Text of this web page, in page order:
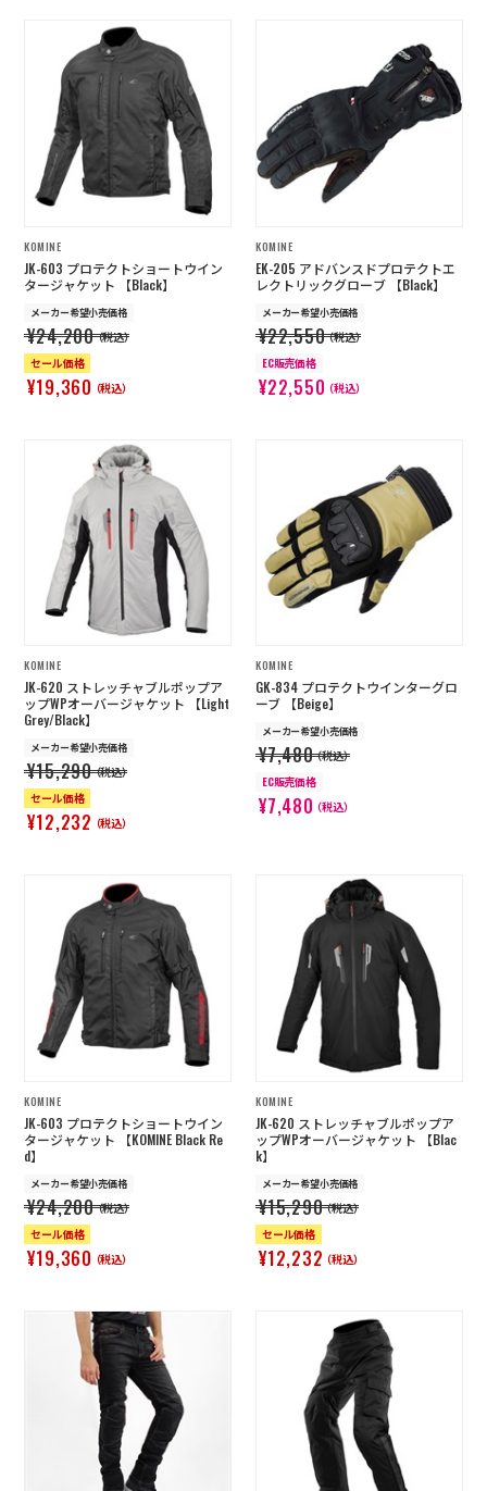
KOMINE
JK-603 プロテクトショートウイン
タージャケット 【Black】
メーカー希望小売価格
¥24,200（税込）
セール価格
¥19,360（税込）
KOMINE
EK-205 アドバンスドプロテクトエ
レクトリックグローブ 【Black】
メーカー希望小売価格
¥22,550（税込）
EC販売価格
¥22,550（税込）
KOMINE
JK-620 ストレッチャブルポップア
ップWPオーバージャケット 【Light
Grey/Black】
メーカー希望小売価格
¥15,290（税込）
セール価格
¥12,232（税込）
KOMINE
GK-834 プロテクトウインターグロ
ーブ 【Beige】
メーカー希望小売価格
¥7,480（税込）
EC販売価格
¥7,480（税込）
KOMINE
JK-603 プロテクトショートウイン
タージャケット 【KOMINE Black Re
d】
メーカー希望小売価格
¥24,200（税込）
セール価格
¥19,360（税込）
KOMINE
JK-620 ストレッチャブルポップア
ップWPオーバージャケット 【Blac
k】
メーカー希望小売価格
¥15,290（税込）
セール価格
¥12,232（税込）